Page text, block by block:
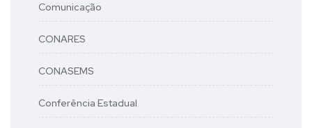
Comunicação
CONARES
CONASEMS
Conferência Estadual